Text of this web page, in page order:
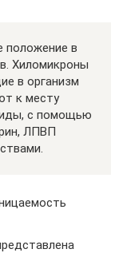
положение в
Хиломикроны
в организм
к месту
с помощью
ЛПВП